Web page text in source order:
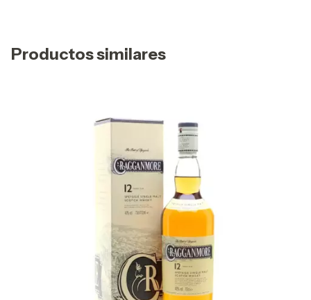
Productos similares